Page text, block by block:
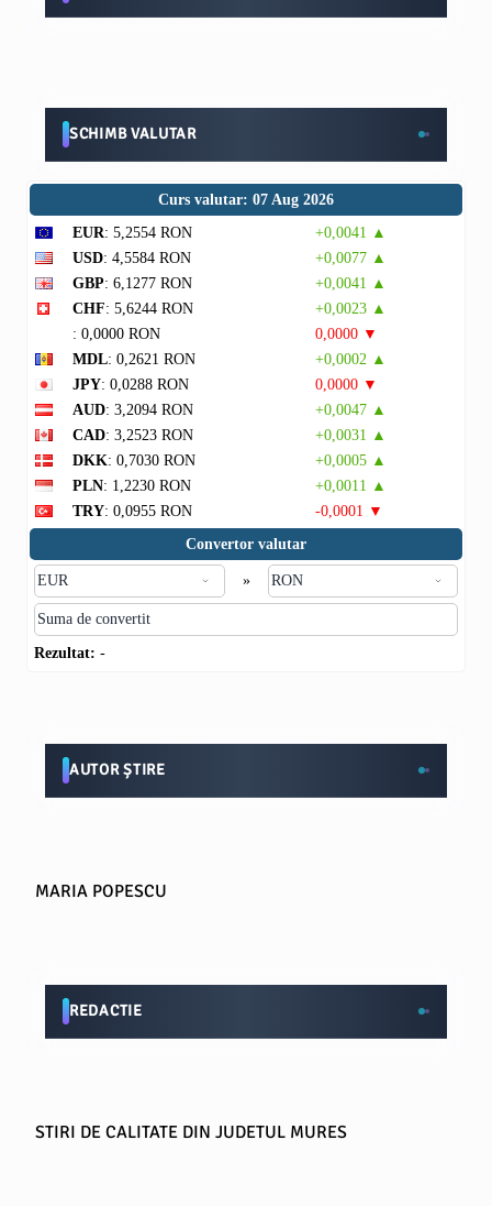
SCHIMB VALUTAR
Curs valutar: 07 Aug 2026
EUR: 5,2554 RON
+0,0041 ▲
USD: 4,5584 RON
+0,0077 ▲
GBP: 6,1277 RON
+0,0041 ▲
CHF: 5,6244 RON
+0,0023 ▲
: 0,0000 RON
0,0000 ▼
MDL: 0,2621 RON
+0,0002 ▲
JPY: 0,0288 RON
0,0000 ▼
AUD: 3,2094 RON
+0,0047 ▲
CAD: 3,2523 RON
+0,0031 ▲
DKK: 0,7030 RON
+0,0005 ▲
PLN: 1,2230 RON
+0,0011 ▲
TRY: 0,0955 RON
-0,0001 ▼
Convertor valutar
»
Rezultat: -
AUTOR ȘTIRE
MARIA POPESCU
REDACTIE
STIRI DE CALITATE DIN JUDETUL MURES